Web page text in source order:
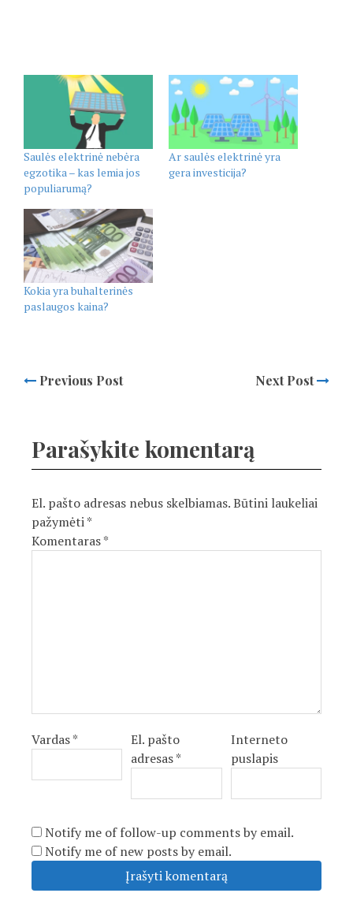
Saulės elektrinė nebėra
egzotika – kas lemia jos
populiarumą?
Ar saulės elektrinė yra
gera investicija?
Kokia yra buhalterinės
paslaugos kaina?
Previous Post Next Post
Parašykite komentarą
El. pašto adresas nebus skelbiamas.Būtini laukeliai
pažymėti*
Komentaras*
Vardas*
El. pašto
adresas*
Interneto
puslapis
Notify me of follow-up comments by email.
Notify me of new posts by email.